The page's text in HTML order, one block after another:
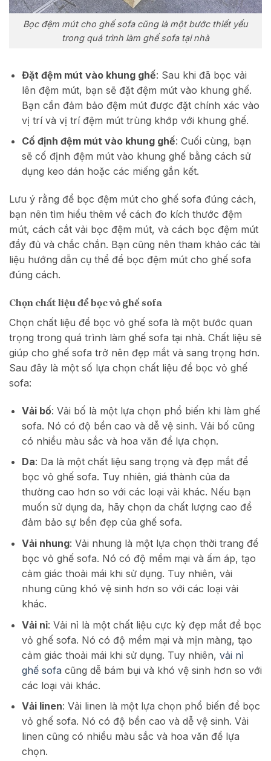
Bọc đệm mút cho ghế sofa cũng là một bước thiết yếu
trong quá trình làm ghế sofa tại nhà
Đặt đệm mút vào khung ghế: Sau khi đã bọc vải
lên đệm mút, bạn sẽ đặt đệm mút vào khung ghế.
Bạn cần đảm bảo đệm mút được đặt chính xác vào
vị trí và vị trí đệm mút trùng khớp với khung ghế.
Cố định đệm mút vào khung ghế: Cuối cùng, bạn
sẽ cố định đệm mút vào khung ghế bằng cách sử
dụng keo dán hoặc các miếng gắn kết.
Lưu ý rằng để bọc đệm mút cho ghế sofa đúng cách,
bạn nên tìm hiểu thêm về cách đo kích thước đệm
mút, cách cắt vải bọc đệm mút, và cách bọc đệm mút
đầy đủ và chắc chắn. Bạn cũng nên tham khảo các tài
liệu hướng dẫn cụ thể để bọc đệm mút cho ghế sofa
đúng cách.
Chọn chất liệu để bọc vỏ ghế sofa
Chọn chất liệu để bọc vỏ ghế sofa là một bước quan
trọng trong quá trình làm ghế sofa tại nhà. Chất liệu sẽ
giúp cho ghế sofa trở nên đẹp mắt và sang trọng hơn.
Sau đây là một số lựa chọn chất liệu để bọc vỏ ghế
sofa:
Vải bố: Vải bố là một lựa chọn phổ biến khi làm ghế
sofa. Nó có độ bền cao và dễ vệ sinh. Vải bố cũng
có nhiều màu sắc và hoa văn để lựa chọn.
Da: Da là một chất liệu sang trọng và đẹp mắt để
bọc vỏ ghế sofa. Tuy nhiên, giá thành của da
thường cao hơn so với các loại vải khác. Nếu bạn
muốn sử dụng da, hãy chọn da chất lượng cao để
đảm bảo sự bền đẹp của ghế sofa.
Vải nhung: Vải nhung là một lựa chọn thời trang để
bọc vỏ ghế sofa. Nó có độ mềm mại và ấm áp, tạo
cảm giác thoải mái khi sử dụng. Tuy nhiên, vải
nhung cũng khó vệ sinh hơn so với các loại vải
khác.
Vải nỉ: Vải nỉ là một chất liệu cực kỳ đẹp mắt để bọc
vỏ ghế sofa. Nó có độ mềm mại và mịn màng, tạo
cảm giác thoải mái khi sử dụng. Tuy nhiên, vải nỉ
ghế sofa cũng dễ bám bụi và khó vệ sinh hơn so với
các loại vải khác.
Vải linen: Vải linen là một lựa chọn phổ biến để bọc
vỏ ghế sofa. Nó có độ bền cao và dễ vệ sinh. Vải
linen cũng có nhiều màu sắc và hoa văn để lựa
chọn.